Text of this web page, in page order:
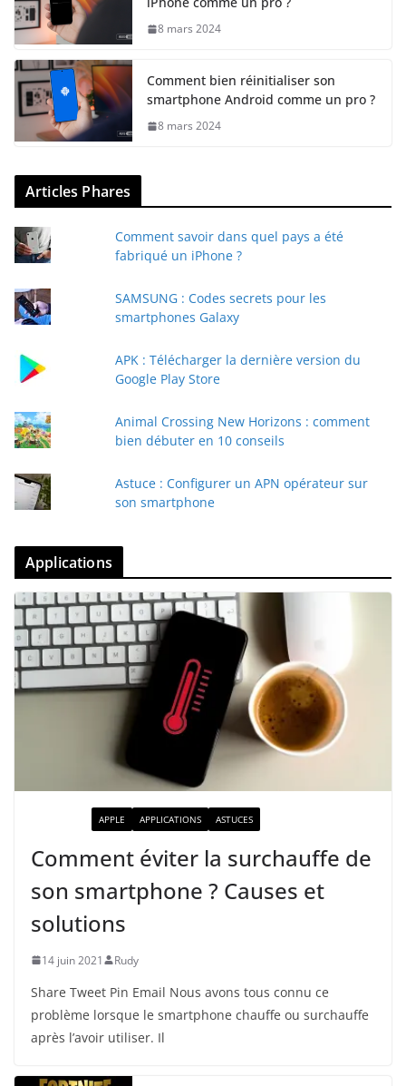
8 mars 2024
Comment bien réinitialiser son
smartphone Android comme un pro ?
8 mars 2024
Articles Phares
Comment savoir dans quel pays a été
fabriqué un iPhone ?
SAMSUNG : Codes secrets pour les
smartphones Galaxy
APK : Télécharger la dernière version du
Google Play Store
Animal Crossing New Horizons : comment
bien débuter en 10 conseils
Astuce : Configurer un APN opérateur sur
son smartphone
Applications
APPLE APPLICATIONS ASTUCES
Comment éviter la surchauffe de
son smartphone ? Causes et
solutions
14 juin 2021 Rudy
Share Tweet Pin Email Nous avons tous connu ce
problème lorsque le smartphone chauffe ou surchauffe
après l’avoir utiliser. Il